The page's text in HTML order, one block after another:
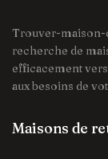
Trouver-maison-
recherche de
efficacement
aux besoins de
Maisons de